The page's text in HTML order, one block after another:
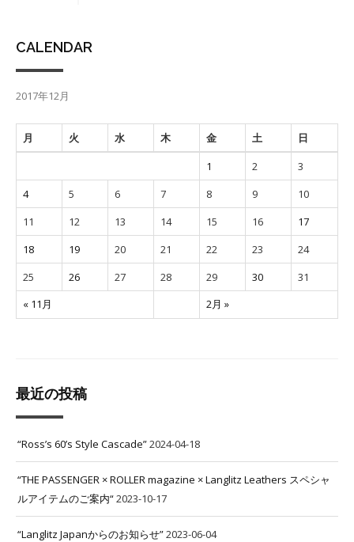
CALENDAR
2017年12月
月 火 水 木 金 土 日
« 11月 2月 »
1 2
3
4
5 6 7 8 9
10
11
12 13 14 15 16
17
18
19 20 21 22 23
24
25
26 27 28 29 30 31
最近の投稿
“Ross’s 60’s Style Cascade”2024-04-18
“THE PASSENGER × ROLLER magazine × Langlitz Leathers スペシャ
ルアイテムのご案内“2023-10-17
“Langlitz Japanからのお知らせ”2023-06-04